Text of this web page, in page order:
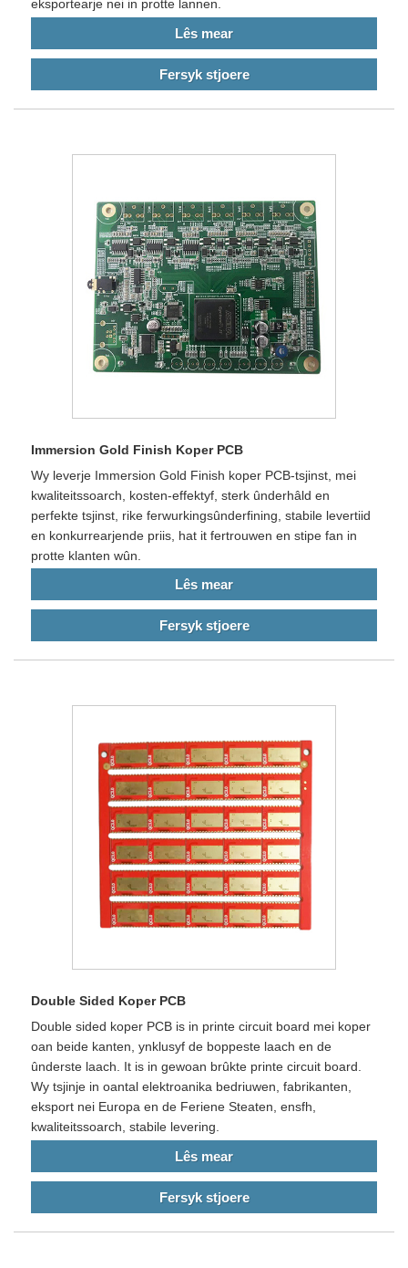
eksportearje nei in protte lannen.
Lês mear
Fersyk stjoere
Immersion Gold Finish Koper PCB
Wy leverje Immersion Gold Finish koper PCB-tsjinst, mei
kwaliteitssoarch, kosten-effektyf, sterk ûnderhâld en
perfekte tsjinst, rike ferwurkingsûnderfining, stabile levertiid
en konkurrearjende priis, hat it fertrouwen en stipe fan in
protte klanten wûn.
Lês mear
Fersyk stjoere
Double Sided Koper PCB
Double sided koper PCB is in printe circuit board mei koper
oan beide kanten, ynklusyf de boppeste laach en de
ûnderste laach. It is in gewoan brûkte printe circuit board.
Wy tsjinje in oantal elektroanika bedriuwen, fabrikanten,
eksport nei Europa en de Feriene Steaten, ensfh,
kwaliteitssoarch, stabile levering.
Lês mear
Fersyk stjoere